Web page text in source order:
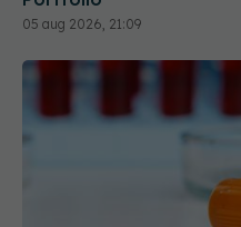
05 aug 2026, 21:09